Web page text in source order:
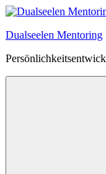
Zum
springen
Dualseelen Mentoring